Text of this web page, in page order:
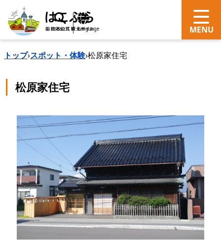
search Language
トップ›スポット・体験›松原家住宅
松原家住宅